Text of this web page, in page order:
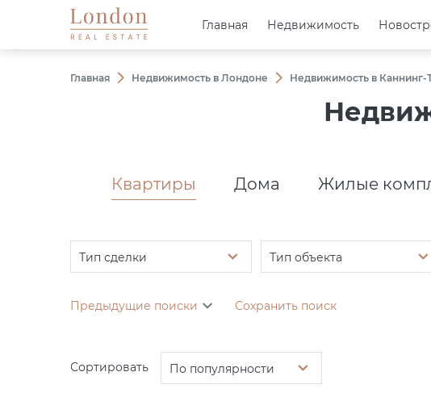
Главная Недвижимость
Главная Недвижимость
Главная Недвижимость в Лондоне Недвижимость в Каннинг-
Квартиры Дома Жилые
Тип сделки Тип объекта
Предыдущие поиски Сохранить поиск
Сортировать По популярности